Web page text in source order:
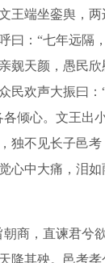
王端坐銮舆，
曰：“七年远隔
觌天颜，愚民
民欢声大振曰：
各倾心。文王出
独不见长子邑考
心中大痛，泪
商，直谏君兮欲
降其殃。邑考